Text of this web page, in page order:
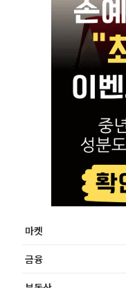
마켓
금융